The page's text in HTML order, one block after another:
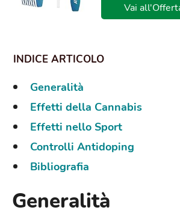
Vai
Generalità
Effetti della Cannabis
Effetti nello Sport
Controlli Antidoping
Bibliografia
Generalità